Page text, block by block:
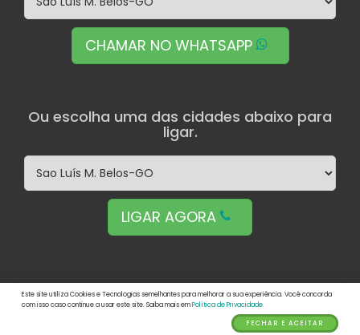
CHAMAR NO WHATSAPP
Ou escolha uma das cidades abaixo para
ligar.
LIGAR AGORA
© Liv Planos Para Vida. Feito com para você
Este site utiliza Cookies e Tecnologias semelhantes para melhorar a sua experiência. Você concorda
com isso caso continue a usar este site. Saiba mais emPolítica de Privacidade.
FECHAR E ACEITAR